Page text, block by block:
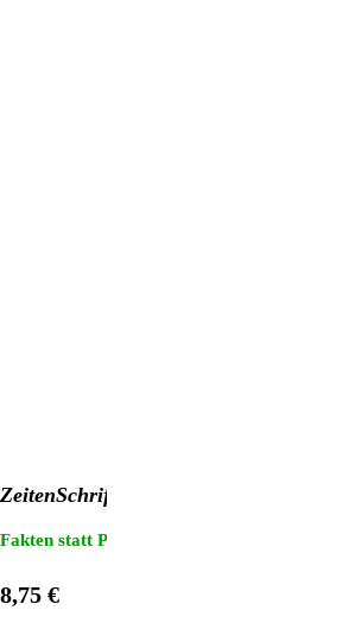
ZeitenSchrift Nr. 113
Fakten statt Propaganda: "3 für 2"-Heftaktion!
8,75 €